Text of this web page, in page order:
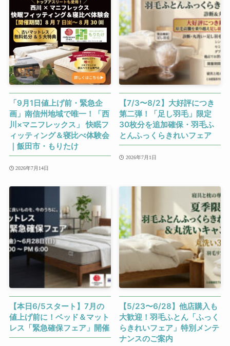
「9月1日値上げ前・緊急企
画」南信州地域で唯一！「西
川×マニフレックス」 快眠フ
ィッティング＆寝比べ体験会
｜飯田市・もりたけ
2026年7月14日
【7/3〜8/2】大好評につき
第二弾！「足し羽毛」限定
30枚分を追加確保・羽毛ふ
とんふっくらきれいフェア
2026年7月1日
【本日6/5スタート】7月の
値上げ前に！ベッド＆マット
レス「緊急確保フェア」開催
【5/23〜6/28】他店購入も
大歓迎！羽毛ふとん「ふっく
らきれいフェア」特別メンテ
ナンスのご案内